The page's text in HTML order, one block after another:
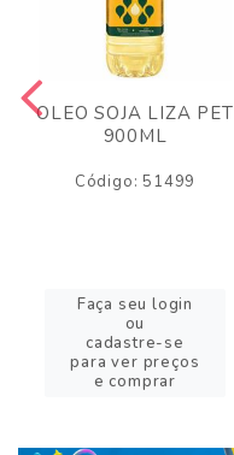
OLEO SOJA LIZA PET
900ML
Código: 51499
Faça seu login
ou
cadastre-se
para ver preços
e comprar